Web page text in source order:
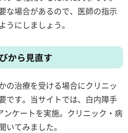
な場合があるので、医師の指示
うにしましょう。
から見直す
の治療を受ける場合にクリニッ
です。当サイトでは、白内障手
ケートを実施。クリニック・病
いてみました。